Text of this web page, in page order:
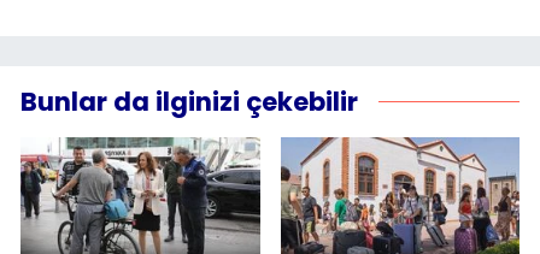
Bunlar da ilginizi çekebilir